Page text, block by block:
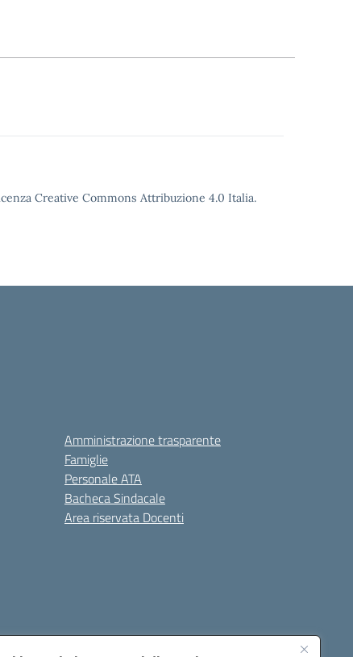
Creative Commons Attribuzione 4.0 Italia.
Amministrazione trasparente
Famiglie
Personale ATA
Bacheca Sindacale
Area riservata Docenti